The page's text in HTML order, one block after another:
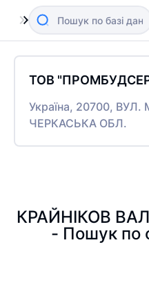
ТОВ
Україна, 20700,
ЧЕРКАСЬКА ОБЛ.
КРАЙНІКОВ
- Пошук по